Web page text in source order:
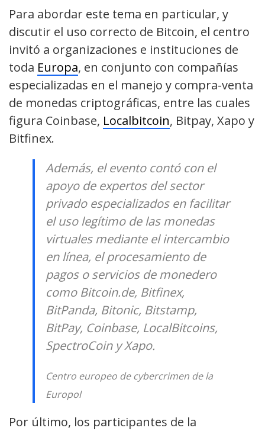
Para abordar este tema en particular, y
discutir el uso correcto de Bitcoin, el centro
invitó a organizaciones e instituciones de
toda Europa, en conjunto con compañías
especializadas en el manejo y compra-venta
de monedas criptográficas, entre las cuales
figura Coinbase, Localbitcoin, Bitpay, Xapo y
Bitfinex.
Además, el evento contó con el
apoyo de expertos del sector
privado especializados en facilitar
el uso legítimo de las monedas
virtuales mediante el intercambio
en línea, el procesamiento de
pagos o servicios de monedero
como Bitcoin.de, Bitfinex,
BitPanda, Bitonic, Bitstamp,
BitPay, Coinbase, LocalBitcoins,
SpectroCoin y Xapo.
Centro europeo de cybercrimen de la
Europol
Por último, los participantes de la